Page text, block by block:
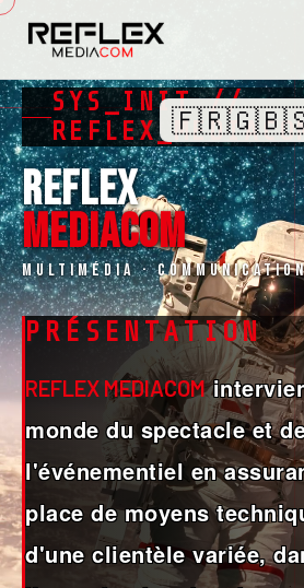
SYS_INIT //
REFLEX
MEDIACOM
Multimédia ·
PRÉSENTATION
REFLEX MEDIACOM
monde du spectacle et
l'événementiel en
place de moyens
d'une clientèle variée,
🇫🇷🇬🇧